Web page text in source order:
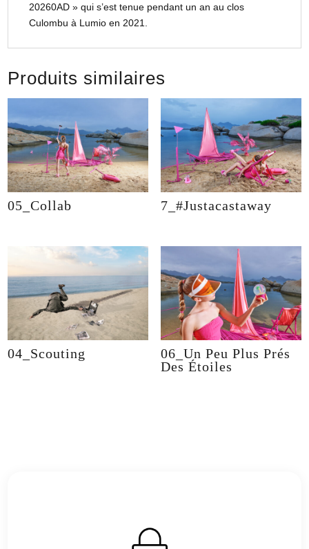
20260AD » qui s’est tenue pendant un an au clos
Culombu à Lumio en 2021.
Produits similaires
05_Collab 7_#Justacastaway
04_Scouting
06_Un Peu Plus Prés
Des Étoiles